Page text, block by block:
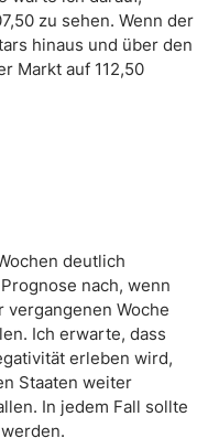
zu sehen. Wenn der
hinaus und über den
Markt auf 112,50
deutlich
nach, wenn
Woche
Ich erwarte, dass
erleben wird,
Staaten weiter
In jedem Fall sollte